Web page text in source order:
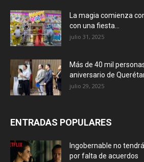
La magia comienza
con una fiesta...
julio 31, 2025
Más de 40 mil
aniversario de
julio 29, 2025
ENTRADAS POPULARES
Ingobernable no
por falta de acuerdos